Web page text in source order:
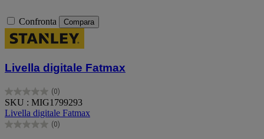
Confronta Compara
Livella digitale Fatmax
(0)
0.0
su
5
stelle.
SKU : MIG1799293
Livella digitale Fatmax
(0)
0.0